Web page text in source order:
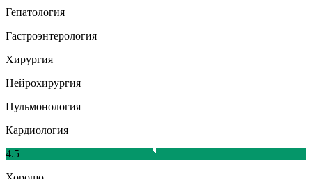
Гепатология
Гастроэнтерология
Хирургия
Нейрохирургия
Пульмонология
Кардиология
4.5